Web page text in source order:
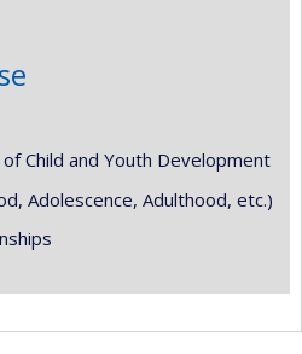
Child and Youth Development
Adolescence, Adulthood, etc.)